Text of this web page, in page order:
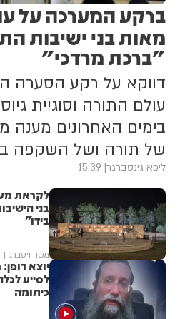
ברקע המערכה על
מאות בני ישיבות
"ברכת מרדכי"
דווקא על רקע הסערה
עולם התורה וסוגיית
בימים האחרונים מענה
של תורה ושל השקפה
ליפא גינסברגר 15:39
לקראת
בני
בידו"
משה ויסברג
יוצא
לסייע
כיתומה